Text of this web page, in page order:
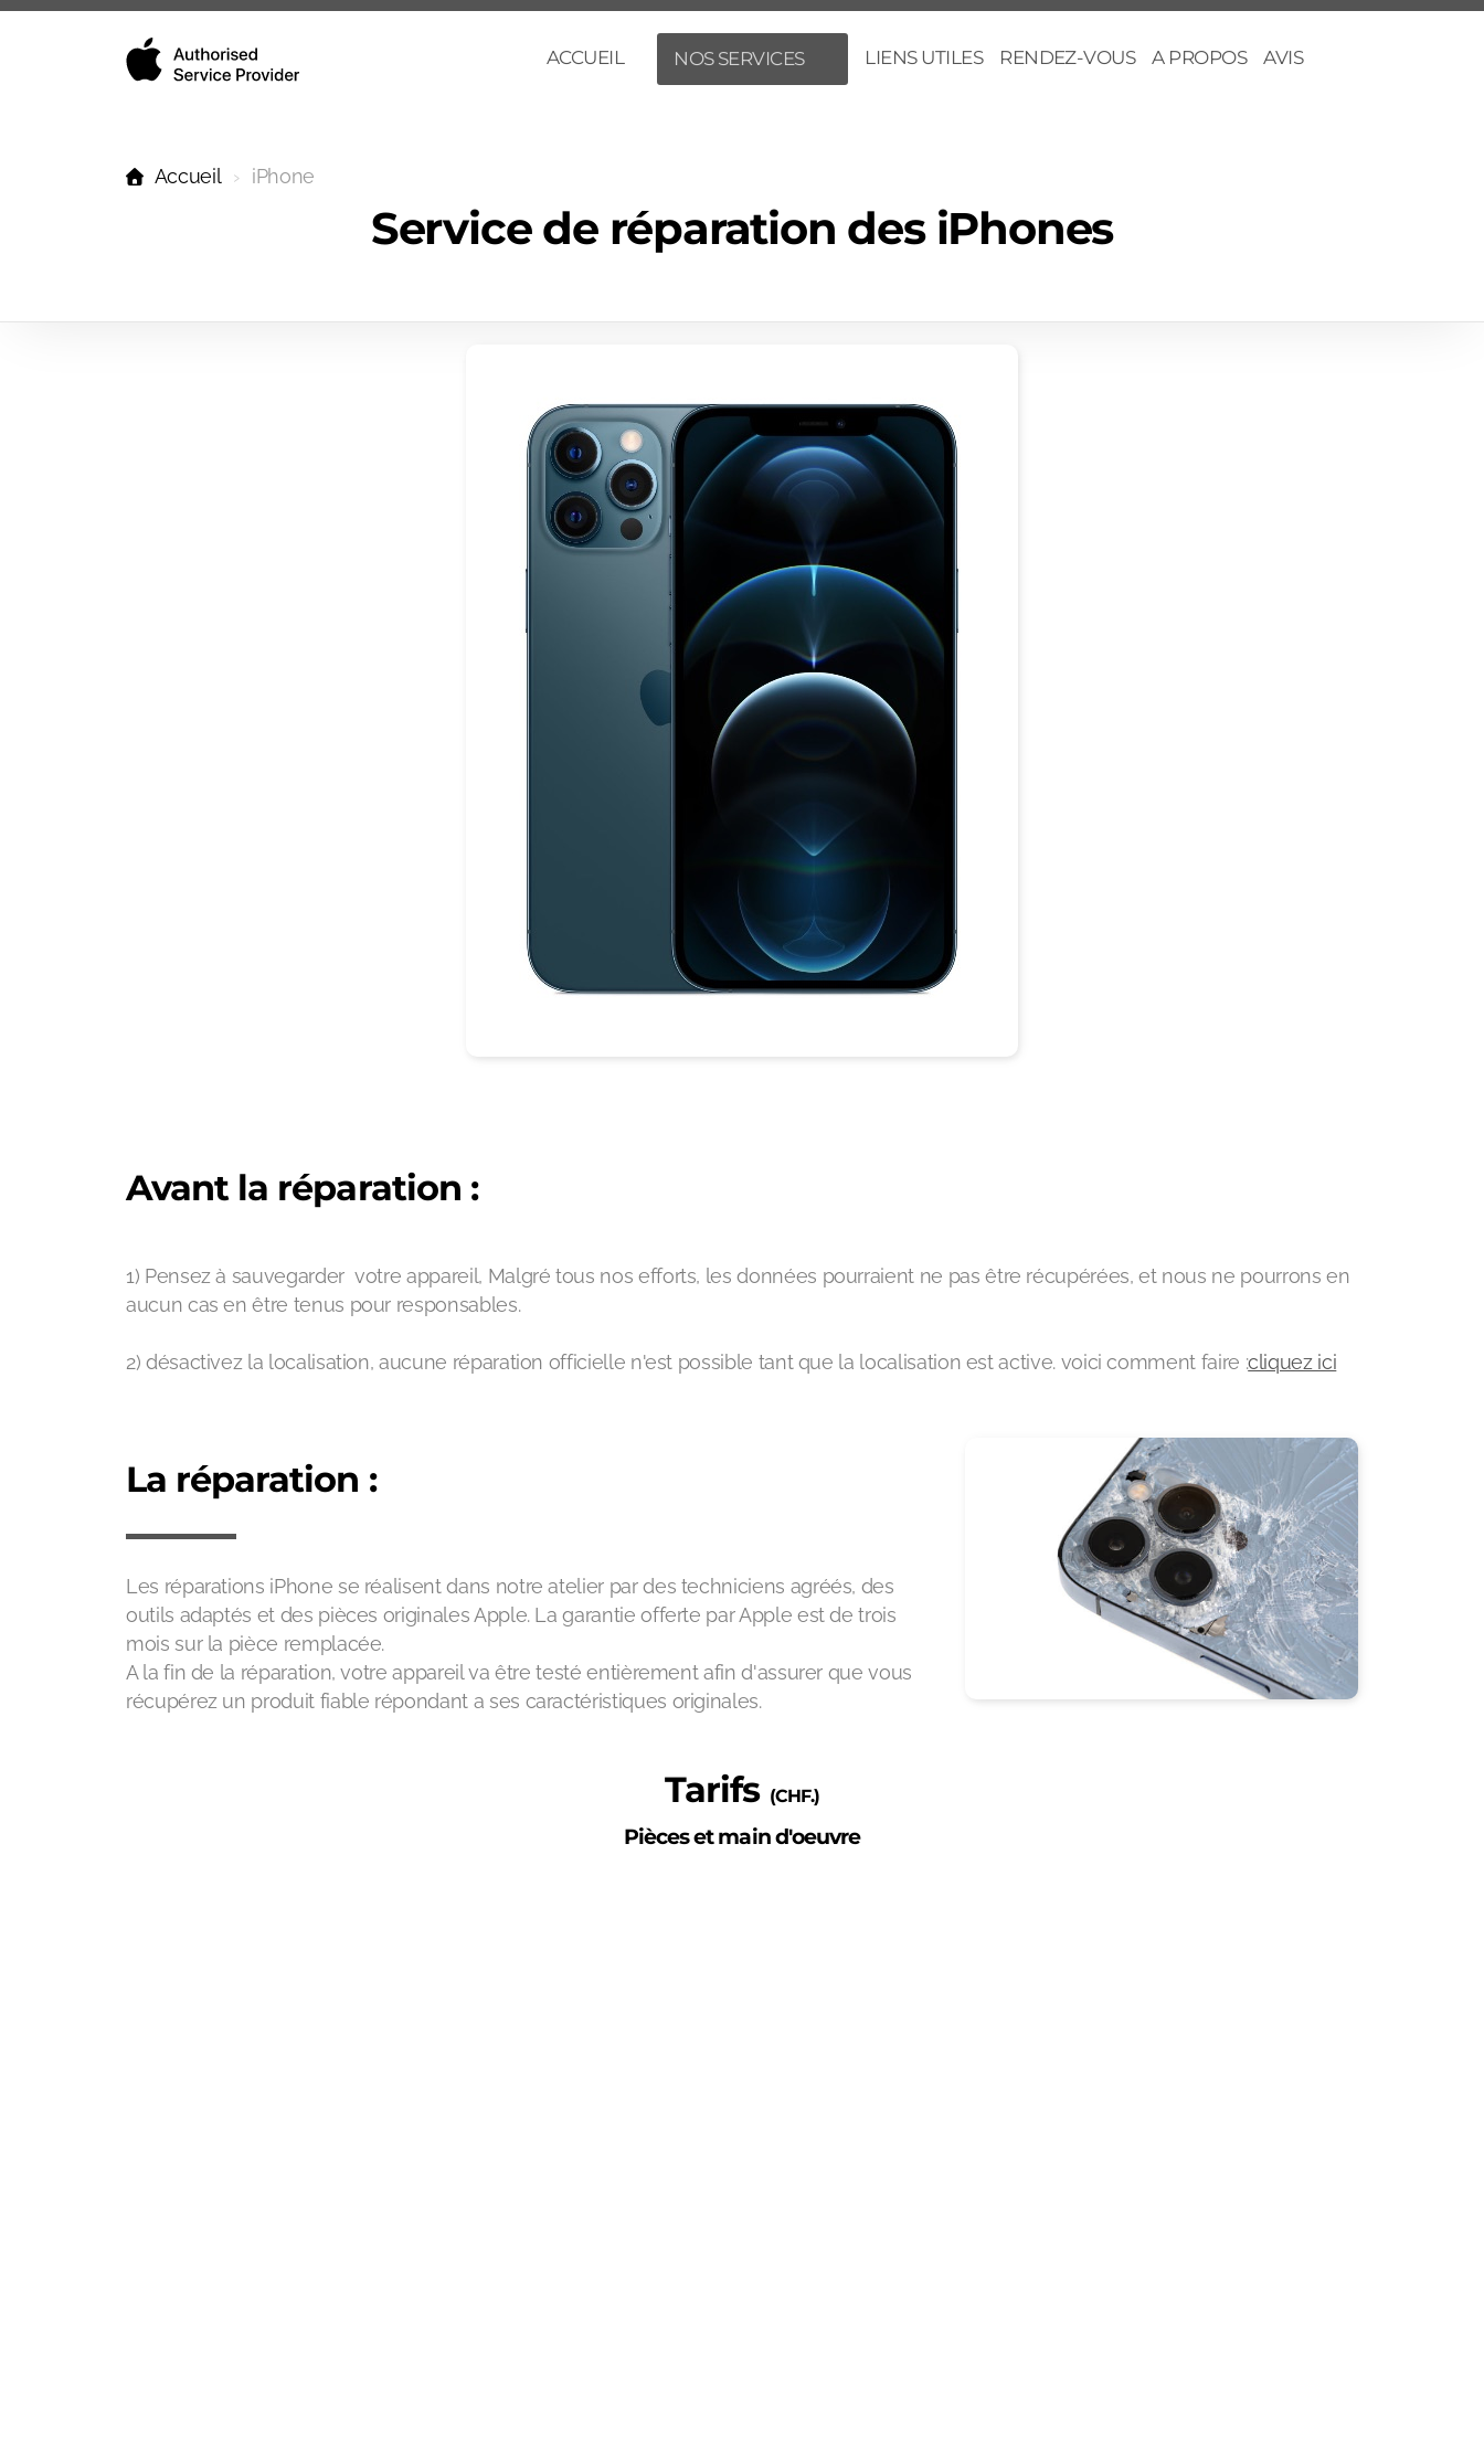
ACCUEIL NOS SERVICES LIENS UTILES RENDEZ-VOUS A PROPOS AVIS
Accueil iPhone
Service de réparation des iPhones
Avant la réparation :
1) Pensez à sauvegarder votre appareil, Malgré tous nos efforts, les données pourraient ne pas être récupérées, et nous ne pourrons en
aucun cas en être tenus pour responsables.
2) désactivez la localisation, aucune réparation officielle n'est possible tant que la localisation est active. voici comment faire :cliquez ici
La réparation :
Les réparations iPhone se réalisent dans notre atelier par des techniciens agréés, des
outils adaptés et des pièces originales Apple. La garantie offerte par Apple est de trois
mois sur la pièce remplacée.
A la fin de la réparation, votre appareil va être testé entièrement afin d'assurer que vous
récupérez un produit fiable répondant a ses caractéristiques originales.
Tarifs (CHF.)
Pièces et main d'oeuvre